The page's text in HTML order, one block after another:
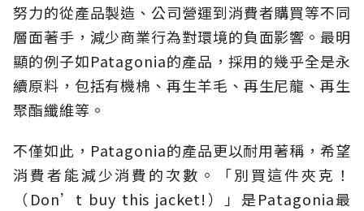
努力的從產品製造、公司營運到消費者購買等不同
層面著手，減少商業行為對環境的負面影響。最明
顯的例子如Patagonia的產品，採用的幾乎全是永
續原料，包括有機棉、再生羊毛、再生尼龍、再生
聚酯纖維等。
不僅如此，Patagonia的產品更以耐用著稱，希望
消費者能減少消費的次數。「別買這件夾克！
（Don’t buy this jacket!）」是Patagonia最